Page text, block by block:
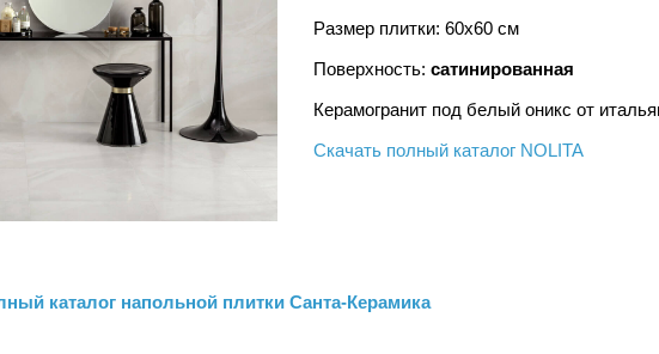
Размер плитки: 60x60 см
Поверхность: сатинированная
Керамогранит под белый оникс от
Скачать полный каталог NOLITA
каталог напольной плитки Санта-Керамика